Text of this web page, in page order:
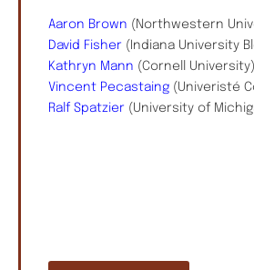
Aaron Brown (Northwestern
David Fisher (Indiana University
Kathryn Mann (Cornell University)
Vincent Pecastaing (Univeristé
Ralf Spatzier (University of